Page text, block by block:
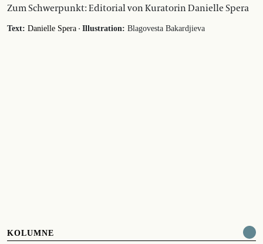
Zum Schwerpunkt: Editorial von Kuratorin Danielle Spera
Text: Danielle Spera · Illustration: Blagovesta Bakardjieva
KOLUMNE